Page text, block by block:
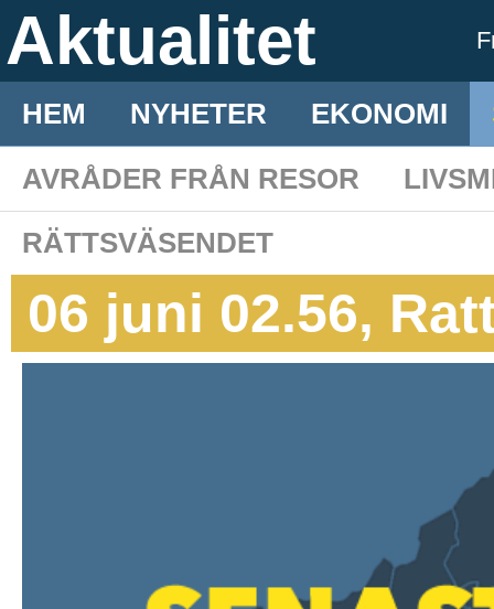
Aktualitet
HEM NYHETER EKONOMI
AVRÅDER FRÅN RESOR
RÄTTSVÄSENDET
06 juni 02.56,